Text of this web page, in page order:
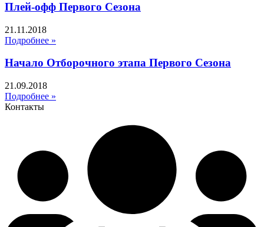
Плей-офф Первого Сезона
21.11.2018
Подробнее »
Начало Отборочного этапа Первого Сезона
21.09.2018
Подробнее »
Контакты